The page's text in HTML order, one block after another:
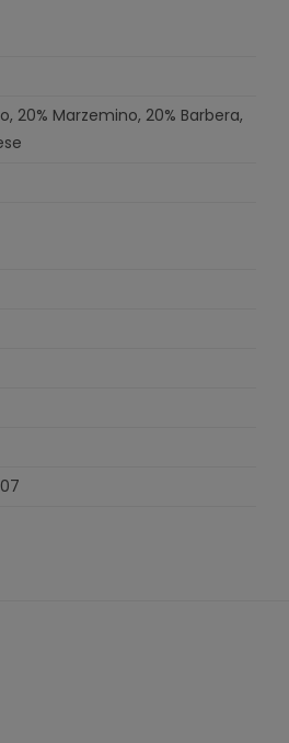
20% Marzemino, 20% Barbera,